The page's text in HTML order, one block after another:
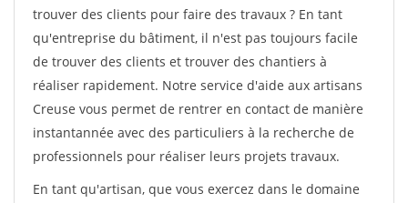
trouver des clients pour faire des travaux ? En tant
qu'entreprise du bâtiment, il n'est pas toujours facile
de trouver des clients et trouver des chantiers à
réaliser rapidement. Notre service d'aide aux artisans
Creuse vous permet de rentrer en contact de manière
instantannée avec des particuliers à la recherche de
professionnels pour réaliser leurs projets travaux.
En tant qu'artisan, que vous exercez dans le domaine